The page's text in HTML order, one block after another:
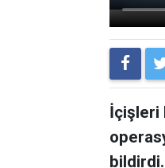
İçişleri
bildirdi.